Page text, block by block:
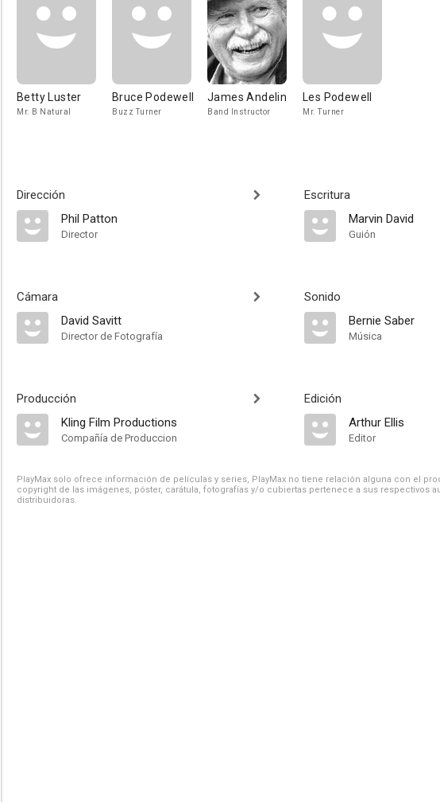
Betty Luster
Mr. B Natural
Bruce Podewell
Buzz Turner
James Andelin
Band Instructor
Les Podewell
Mr. Turner
Dirección
Phil Patton
Director
Cámara
David Savitt
Director de Fotografía
Producción
Kling Film Productions
Compañía de Produccion
Escritura
Marvin David
Guión
Sonido
Bernie Saber
Música
Edición
Arthur Ellis
Editor
PlayMax solo ofrece información de películas y series, PlayMax no tiene relación alguna con el
copyright de las imágenes, póster, carátula, fotografías y/o cubiertas pertenece a sus respectivos
distribuidoras.